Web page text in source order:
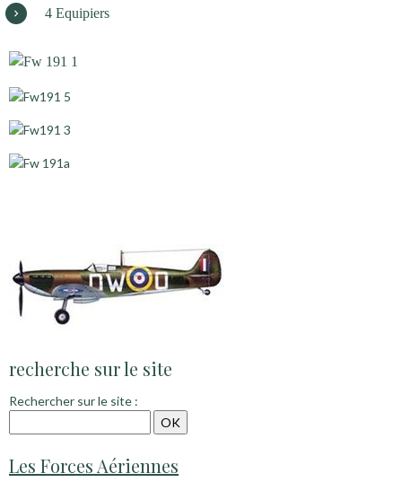
4 Equipiers
recherche sur le site
Rechercher sur le site :
Les Forces Aériennes